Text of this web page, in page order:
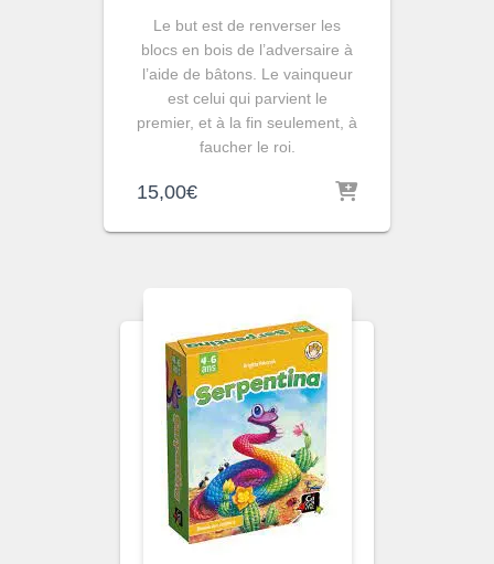
Le but est de renverser les
blocs en bois de l’adversaire à
l’aide de bâtons. Le vainqueur
est celui qui parvient le
premier, et à la fin seulement, à
faucher le roi.
15,00€